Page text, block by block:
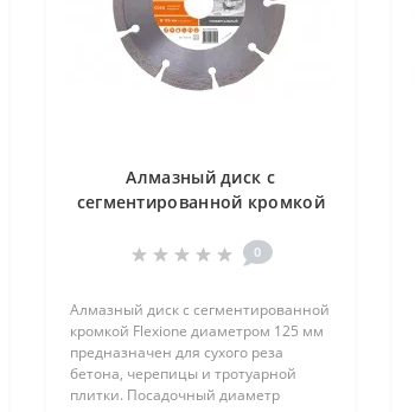
Алмазный диск с
сегментированной кромкой
Flexiоne
0
Алмазный диск с сегментированной
кромкой Flexione диаметром 125 мм
предназначен для сухого реза
бетона, черепицы и тротуарной
плитки. Посадочный диаметр